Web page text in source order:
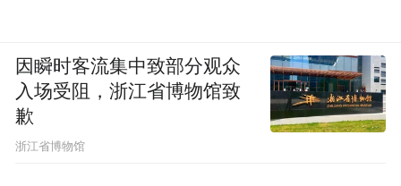
因瞬时客流集中致部分观众
入场受阻，浙江省博物馆致
歉
浙江省博物馆